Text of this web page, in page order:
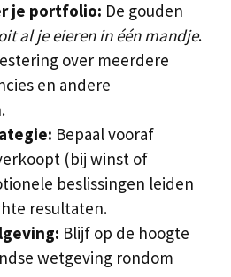
je portfolio: De gouden
al je eieren in één mandje.
over meerdere
en andere
Bepaal vooraf
(bij winst of
beslissingen leiden
resultaten.
Blijf op de hoogte
wetgeving rondom